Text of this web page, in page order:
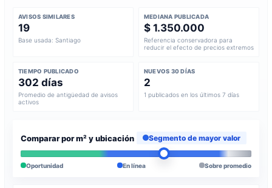
AVISOS SIMILARES
19
Base usada: Santiago
MEDIANA PUBLICADA
$ 1.350.000
Referencia conservadora para
reducir el efecto de precios extremos
TIEMPO PUBLICADO
302 días
Promedio de antigüedad de avisos
activos
NUEVOS 30 DÍAS
2
1 publicados en los últimos 7 días
Comparar por m² y ubicación Segmento de mayor valor
Oportunidad En línea Sobre promedio